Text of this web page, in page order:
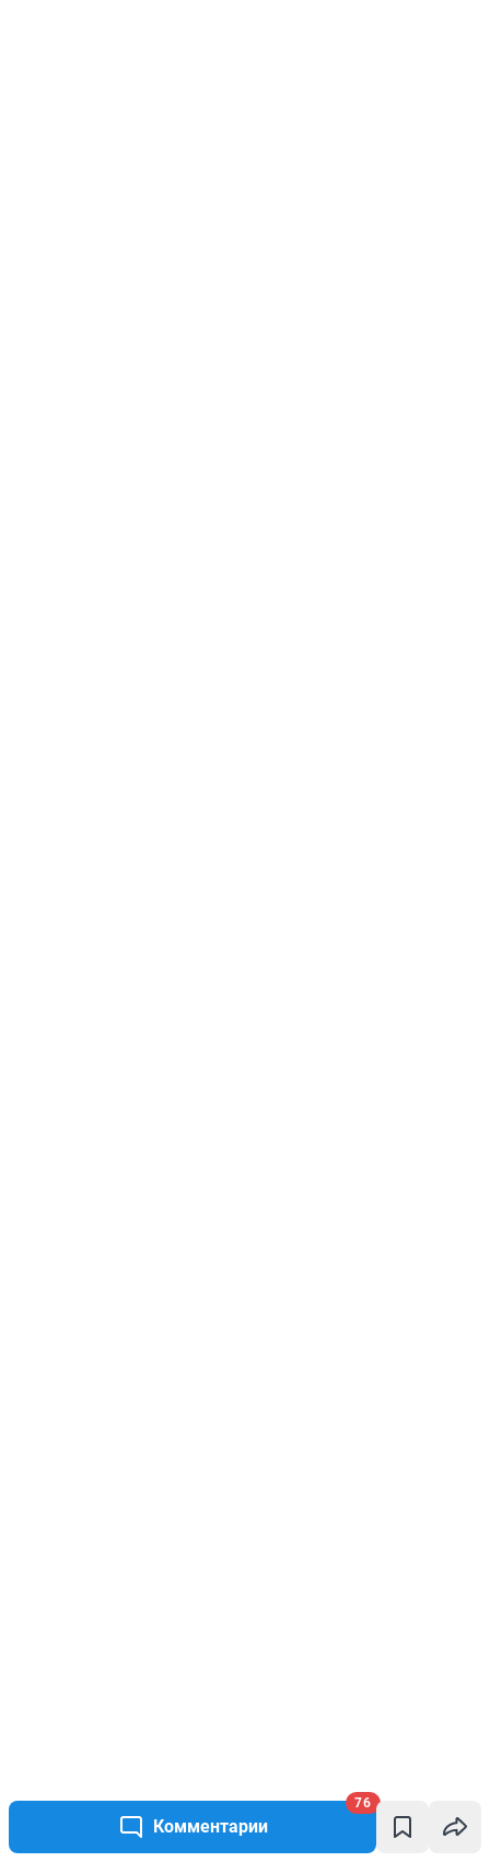
Комментарии
76